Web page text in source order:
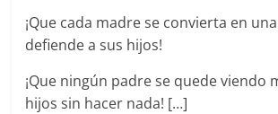
¡Que cada madre se convierta en
defiende a sus hijos!
¡Que ningún padre se quede viendo
hijos sin hacer nada! […]